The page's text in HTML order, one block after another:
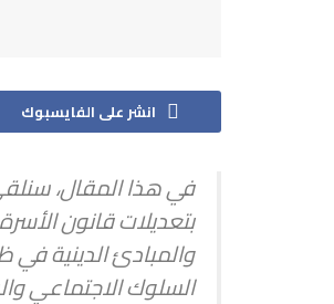
انشر على الفايسبوك
في هذا المقال،
بتعديلات قانون
والمبادئ الدينية
السلوك الاجتماعي